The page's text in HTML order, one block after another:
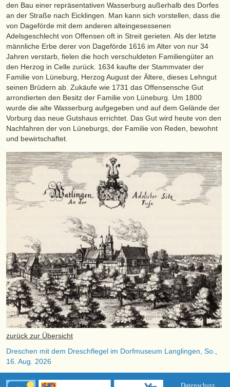
den Bau einer repräsentativen Wasserburg außerhalb des Dorfes
an der Straße nach Eicklingen. Man kann sich vorstellen, dass die
von Dageförde mit dem anderen alteingesessenen
Adelsgeschlecht von Offensen oft in Streit gerieten. Als der letzte
männliche Erbe derer von Dageförde 1616 im Alter von nur 34
Jahren verstarb, fielen die hoch verschuldeten Familiengüter an
den Herzog in Celle zurück. 1634 kaufte der Stammvater der
Familie von Lüneburg, Herzog August der Ältere, dieses Lehngut
seinen Brüdern ab. Zukäufe wie 1731 das Offensensche Gut
arrondierten den Besitz der Familie von Lüneburg. Um 1800
wurde die alte Wasserburg aufgegeben und auf dem Gelände der
Vorburg das neue Gutshaus errichtet. Das Gut wird heute von den
Nachfahren der von Lüneburgs, der Familie von Reden, bewohnt
und bewirtschaftet.
zurück zur Übersicht
Dreschen mit dem Dreschflegel im Dorfmuseum Langlingen, So.,
16. Aug. 2026
Datenschutz